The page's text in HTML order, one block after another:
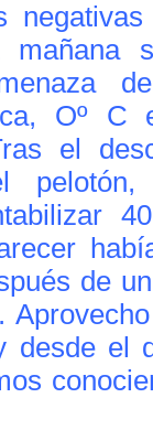
mañana
Oº C
el
de
desde el